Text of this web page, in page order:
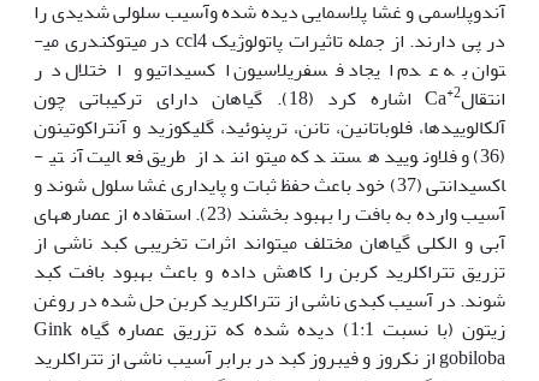
آندوپلاسمی و غشا پلاسمایی دیده شده وآسیب سلولی شدیدی را
در پی دارند. از جمله تاثیرات پاتولوژِیک ccl4 در میتوکندری می­
توان به عدم ایجاد فسفریلاسیون اکسیداتیو و اختلال در
انتقالCa+2
اشاره کرد (18). گیاهان دارای ترکیباتی چون
آلکالوییدها، فلوباتانین، تانن، ترپنوئید، گلیکوزید و آنتراکوتینون
(36) و فلاونویید هستند که می­توانند از طریق فعالیت آنتی­
اکسیدانتی (37) خود باعث حفظ ثبات و پایداری غشا سلول شوند و
آسیب وارده به بافت را بهبود بخشند (23). استفاده از عصاره­های
آبی و الکلی گیاهان مختلف می­تواند اثرات تخریبی کبد ناشی از
تزریق تتراکلرید کربن را کاهش داده و باعث بهبود بافت کبد
شوند. در آسیب کبدی ناشی از تتراکلرید کربن حل شده در روغن
زیتون (با نسبت 1:1) دیده شده که تزریق عصاره گیاه Gink
gobiloba از نکروز و فیبروز کبد در برابر آسیب ناشی از تتراکلرید